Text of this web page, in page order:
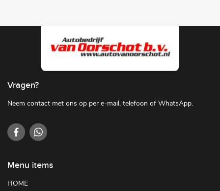
Vragen?
Neem contact met ons op per e-mail, telefoon of WhatsApp.
Menu items
HOME